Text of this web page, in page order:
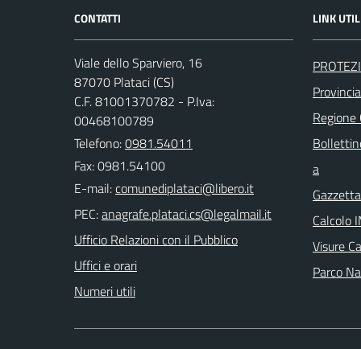
CONTATTI
Viale dello Sparviero, 16
87070 Plataci (CS)
C.F. 81001370782 - P.Iva:
00468100789
Telefono:0981.54011
Fax: 0981.54100
E-mail:
PEC:
Ufficio Relazioni con il Pubblico
Uffici e orari
Numeri utili
LINK
Regione
a
Calcolo
Visure
Parco